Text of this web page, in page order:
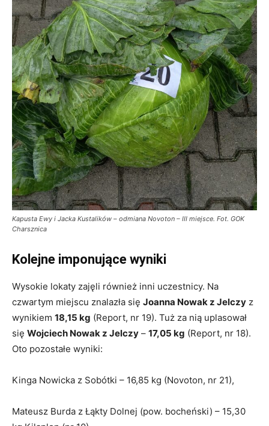
Kapusta Ewy i Jacka Kustalików – odmiana Novoton – III miejsce. Fot. GOK
Charsznica
Kolejne imponujące wyniki
Wysokie lokaty zajęli również inni uczestnicy. Na
czwartym miejscu znalazła się Joanna Nowak z Jelczy z
wynikiem 18,15 kg (Report, nr 19). Tuż za nią uplasował
się Wojciech Nowak z Jelczy – 17,05 kg (Report, nr 18).
Oto pozostałe wyniki:
Kinga Nowicka z Sobótki – 16,85 kg (Novoton, nr 21),
Mateusz Burda z Łąkty Dolnej (pow. bocheński) – 15,30